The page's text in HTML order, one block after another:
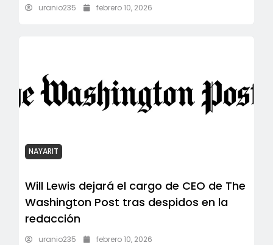
uranio235 febrero 10, 2026
NAYARIT
Will Lewis dejará el cargo de CEO de The
Washington Post tras despidos en la
redacción
uranio235 febrero 10, 2026